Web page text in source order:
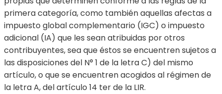
primera categoría, como también aquellas afectas a
impuesto global complementario (IGC) o impuesto
adicional (IA) que les sean atribuidas por otros
contribuyentes, sea que éstos se encuentren sujetos a
las disposiciones del N° 1 de la letra C) del mismo
artículo, o que se encuentren acogidos al régimen de
la letra A, del artículo 14 ter de la LIR.